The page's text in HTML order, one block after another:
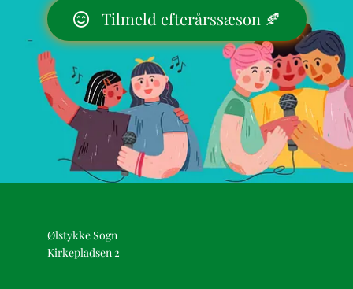
Tilmeld efterårssæson 🍂
Ølstykke Sogn
Kirkepladsen 2